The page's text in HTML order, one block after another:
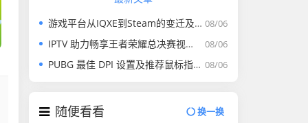
08/06
游戏平台从IQXE到Steam的变迁及体验
08/06
IPTV 助力畅享王者荣耀总决赛视频完整版盛宴
08/06
PUBG 最佳 DPI 设置及推荐鼠标指南
随便看看 换一换